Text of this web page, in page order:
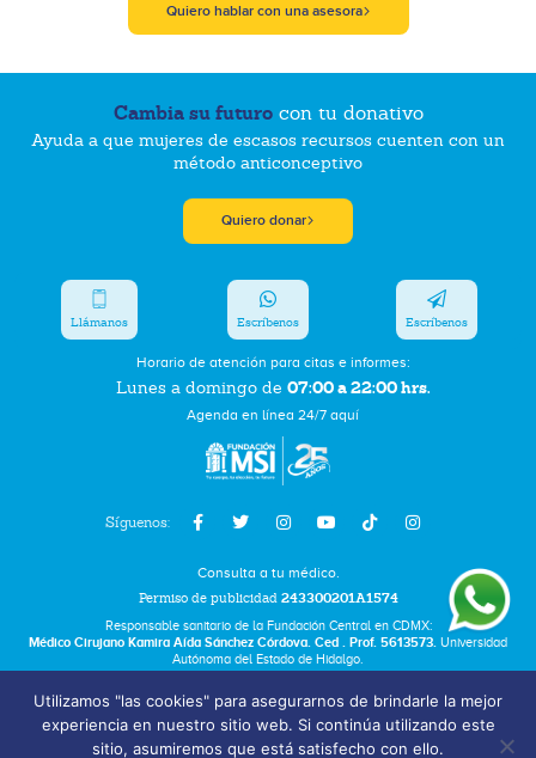
Quiero hablar con una asesora
Cambia su futurocon tu donativo
Ayuda a que mujeres de escasos recursos cuenten con un
método anticonceptivo
Quiero donar
Síguenos:
Horario de atención para citas e informes:
Lunes a domingo de 07:00 a 22:00 hrs.
Agenda en línea 24/7 aquí
Llámanos Escríbenos Escríbenos
Consulta a tu médico.
Permiso de publicidad 243300201A1574
Responsable sanitario de la Fundación Central en CDMX:
Médico Cirujano Kamira Aída Sánchez Córdova. Ced . Prof. 5613573. Universidad
Autónoma del Estado de Hidalgo.
Términos y Condiciones
Bolsa de Trabajo
Utilizamos "las cookies" para asegurarnos de brindarle la mejor
experiencia en nuestro sitio web. Si continúa utilizando este
sitio, asumiremos que está satisfecho con ello.